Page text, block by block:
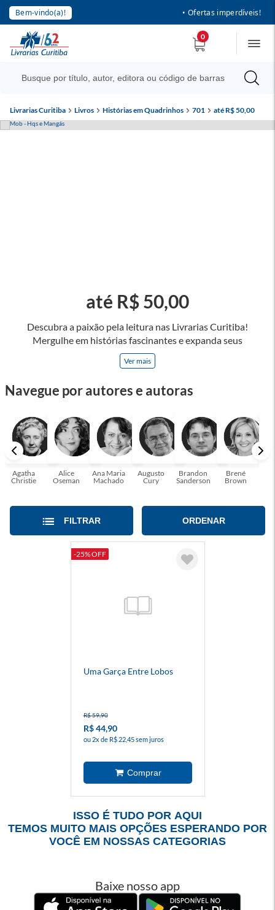
Bem-vindo(a)! • Ofertas imperdíveis!
0
Livrarias Curitiba Livros Histórias em Quadrinhos 701 até R$ 50,00
Descubra a paixão pela leitura nas Livrarias Curitiba!
Mergulhe em histórias fascinantes e expanda seus
horizontes, onde cada página é uma porta para novos
universos e perspectivas. Ler nos permite viajar sem sair do
e tenha a oportunidade de alcançar o seu crescimento
passe um tempo no mundo da imaginação! A leitura
transforma vidas e estamos aqui para ajudar a transformar a
sua! Tenha certeza, temos o livro perfeito para você!
Ver mais
até R$ 50,00
Navegue por autores e autoras
Agatha
Christie
Alice
Oseman
Ana Maria
Machado
Augusto
Cury
Brandon
Sanderson
Brené
Brown
FILTRAR ORDENAR
-25% OFF
Uma Garça Entre Lobos
R$ 59,90
R$ 44,90
ou 2x de R$ 22,45 sem juros
ISSO É TUDO POR AQUI
TEMOS MUITO MAIS OPÇÕES ESPERANDO POR
VOCÊ EM NOSSAS CATEGORIAS
Baixe nosso app